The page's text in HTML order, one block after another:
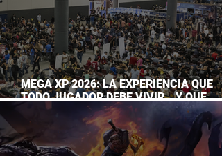
MEGA XP 2026: LA EXPERIENCIA QUE
TODO JUGADOR DEBE VIVIR… Y QUE
AHORA PUEDES DISFRUTAR A TU RITMO